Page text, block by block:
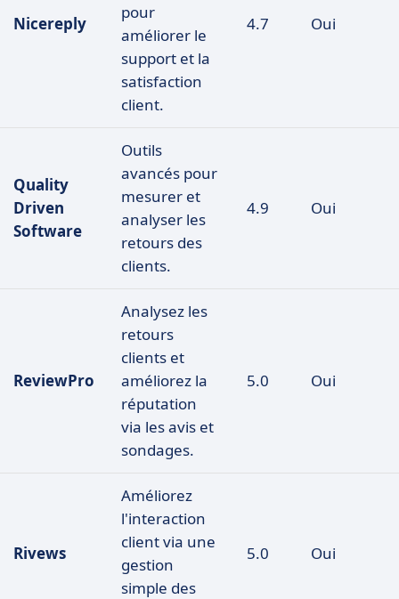
Nicereply
pour
améliorer le
support et la
satisfaction
client.
4.7 Oui
Quality
Driven
Software
Outils
avancés pour
mesurer et
analyser les
retours des
clients.
4.9 Oui
ReviewPro
Analysez les
retours
clients et
améliorez la
réputation
via les avis et
sondages.
5.0 Oui
Rivews
Améliorez
l'interaction
client via une
gestion
simple des
5.0 Oui